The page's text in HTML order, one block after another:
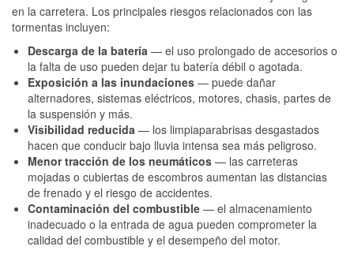
en la carretera. Los principales riesgos relacionados con las
tormentas incluyen:
Descarga de la batería — el uso prolongado de accesorios o
la falta de uso pueden dejar tu batería débil o agotada.
Exposición a las inundaciones — puede dañar
alternadores, sistemas eléctricos, motores, chasis, partes de
la suspensión y más.
Visibilidad reducida — los limpiaparabrisas desgastados
hacen que conducir bajo lluvia intensa sea más peligroso.
Menor tracción de los neumáticos — las carreteras
mojadas o cubiertas de escombros aumentan las distancias
de frenado y el riesgo de accidentes.
Contaminación del combustible — el almacenamiento
inadecuado o la entrada de agua pueden comprometer la
calidad del combustible y el desempeño del motor.